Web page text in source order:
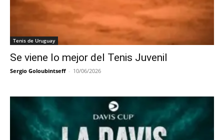
Tenis de Uruguay
Se viene lo mejor del Tenis Juvenil
Sergio Goloubintseff - 10/06/2026